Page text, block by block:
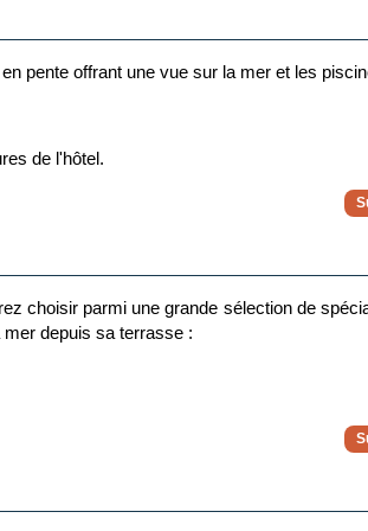
Casino, cinéma en plein air – dans des
pente offrant une vue sur la mer et les
de l'hôtel.
téléphone, mini-réfrigérateur (avec
de bains avec baignoire ou douche,
choisir parmi une grande sélection de
depuis sa terrasse :
à une cuisine plus contemporaine.